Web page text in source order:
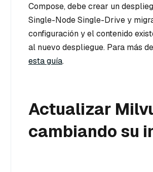
Compose, debe crear un
Single-Node Single-Drive y
configuración y el contenido
al nuevo despliegue. Para más
esta guía.
Actualizar
cambiando su